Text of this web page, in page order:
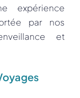
expérience
par nos
et